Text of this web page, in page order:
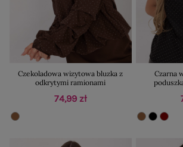
Czekoladowa wizytowa bluzka z
odkrytymi ramionami
74,99 zł
Czarna